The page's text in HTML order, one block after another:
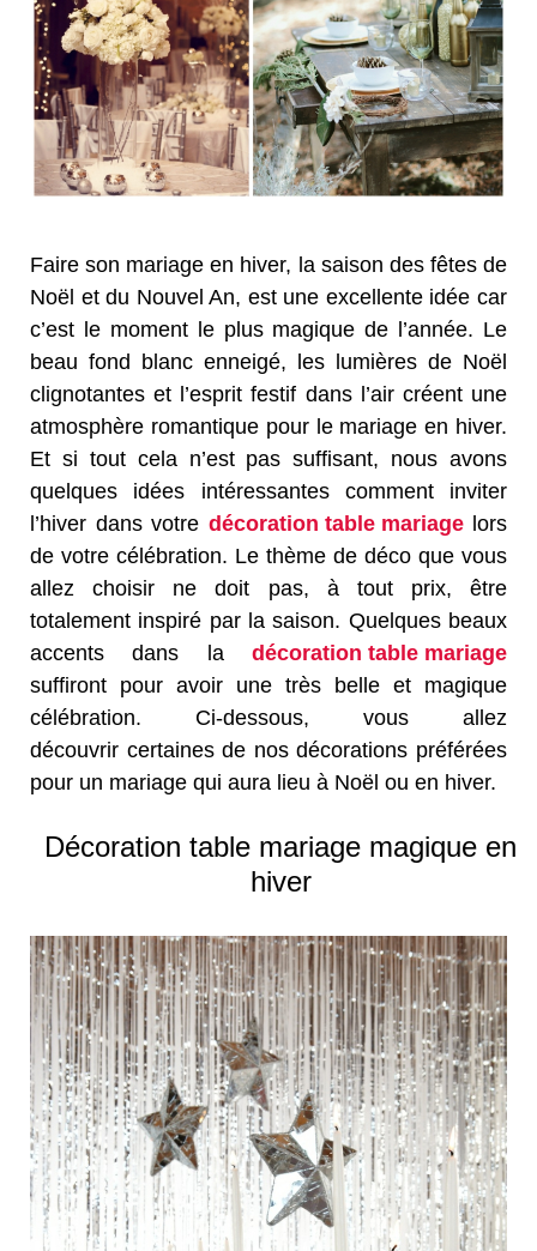
Faire son mariage en hiver, la saison des fêtes de
Noël et du Nouvel An, est une excellente idée car
c’est le moment le plus magique de l’année. Le
beau fond blanc enneigé, les lumières de Noël
clignotantes et l’esprit festif dans l’air créent une
atmosphère romantique pour le mariage en hiver.
Et si tout cela n’est pas suffisant, nous avons
quelques idées intéressantes comment inviter
l’hiver dans votre décoration table mariage lors
de votre célébration. Le thème de déco que vous
allez choisir ne doit pas, à tout prix, être
totalement inspiré par la saison. Quelques beaux
accents dans la décoration table mariage
suffiront pour avoir une très belle et magique
célébration. Ci-dessous, vous allez
découvrir certaines de nos décorations préférées
pour un mariage qui aura lieu à Noël ou en hiver.
Décoration table mariage magique en
hiver